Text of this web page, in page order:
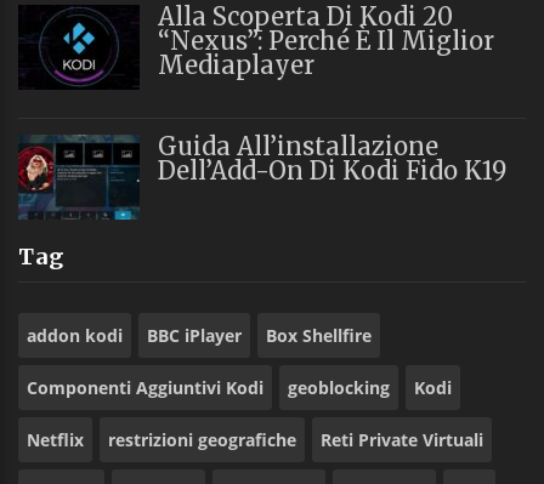
Alla Scoperta Di Kodi 20
“Nexus”: Perché È Il Miglior
Mediaplayer
Guida All’installazione
Dell’Add-On Di Kodi Fido K19
Tag
addon kodi BBC iPlayer Box Shellfire
Componenti Aggiuntivi Kodi geoblocking Kodi
Netflix restrizioni geografiche Reti Private Virtuali